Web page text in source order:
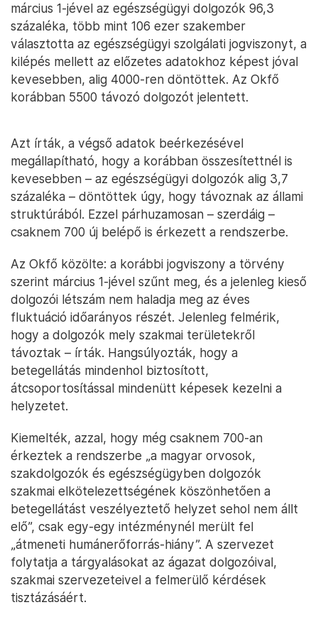
március 1-jével az egészségügyi dolgozók 96,3
százaléka, több mint 106 ezer szakember
választotta az egészségügyi szolgálati jogviszonyt, a
kilépés mellett az előzetes adatokhoz képest jóval
kevesebben, alig 4000-ren döntöttek. Az Okfő
korábban 5500 távozó dolgozót jelentett.
Azt írták, a végső adatok beérkezésével
megállapítható, hogy a korábban összesítettnél is
kevesebben – az egészségügyi dolgozók alig 3,7
százaléka – döntöttek úgy, hogy távoznak az állami
struktúrából. Ezzel párhuzamosan – szerdáig –
csaknem 700 új belépő is érkezett a rendszerbe.
Az Okfő közölte: a korábbi jogviszony a törvény
szerint március 1-jével szűnt meg, és a jelenleg kieső
dolgozói létszám nem haladja meg az éves
fluktuáció időarányos részét. Jelenleg felmérik,
hogy a dolgozók mely szakmai területekről
távoztak – írták. Hangsúlyozták, hogy a
betegellátás mindenhol biztosított,
átcsoportosítással mindenütt képesek kezelni a
helyzetet.
Kiemelték, azzal, hogy még csaknem 700-an
érkeztek a rendszerbe „a magyar orvosok,
szakdolgozók és egészségügyben dolgozók
szakmai elkötelezettségének köszönhetően a
betegellátást veszélyeztető helyzet sehol nem állt
elő”, csak egy-egy intézménynél merült fel
„átmeneti humánerőforrás-hiány”. A szervezet
folytatja a tárgyalásokat az ágazat dolgozóival,
szakmai szervezeteivel a felmerülő kérdések
tisztázásáért.